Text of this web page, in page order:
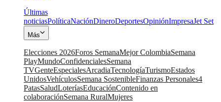
Últimas
noticiasPolíticaNaciónDineroDeportesOpiniónImpresaJet Set
Más
Elecciones 2026Foros SemanaMejor ColombiaSemana
PlayMundoConfidencialesSemana
TVGenteEspecialesArcadiaTecnologíaTurismoEstados
UnidosVehículosSemana SostenibleFinanzas Personales4
PatasSaludLoteríasEducaciónContenido en
colaboraciónSemana RuralMujeres